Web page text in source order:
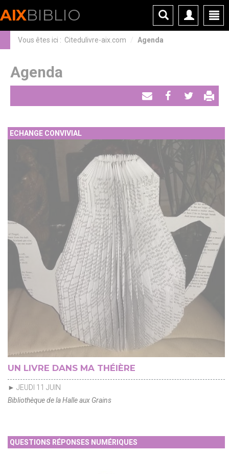
AIXBIBLIO
Vous êtes ici : Citedulivre-aix.com Agenda
Agenda
Envoyer PartagerTweeter
ECHANGE CONVIVIAL
UN LIVRE DANS MA THÉIÈRE
► JEUDI 11 JUIN
Bibliothèque de la Halle aux Grains
QUESTIONS RÉPONSES NUMÉRIQUES